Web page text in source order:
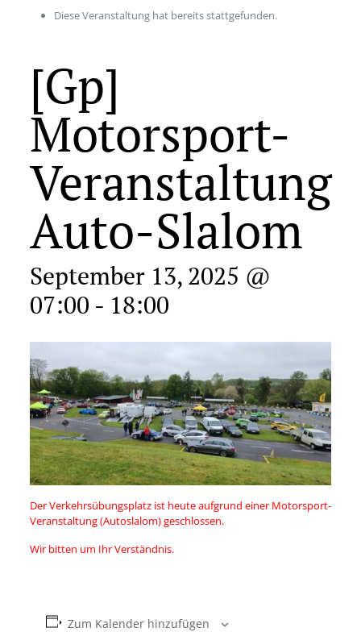
Diese Veranstaltung hat bereits stattgefunden.
[Gp]
Motorsport-
Veranstaltung
Auto-Slalom
September 13, 2025 @
07:00 - 18:00
Der Verkehrsübungsplatz ist heute aufgrund einer Motorsport-
Veranstaltung (Autoslalom) geschlossen.
Wir bitten um Ihr Verständnis.
Zum Kalender hinzufügen